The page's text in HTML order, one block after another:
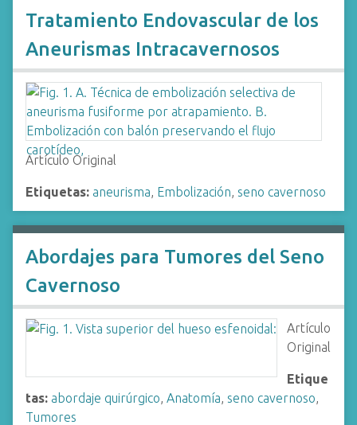
Tratamiento Endovascular de los
Aneurismas Intracavernosos
Artículo Original
Etiquetas: aneurisma, Embolización, seno cavernoso
Abordajes para Tumores del Seno
Cavernoso
Artículo
Original
Etique
tas: abordaje quirúrgico, Anatomía, seno cavernoso,
Tumores